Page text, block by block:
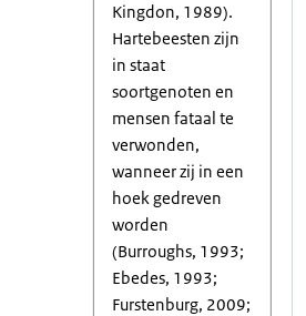
Kingdon, 1989).
Hartebeesten zijn
in staat
soortgenoten en
mensen fataal te
verwonden,
wanneer zij in een
hoek gedreven
worden
(Burroughs, 1993;
Ebedes, 1993;
Furstenburg, 2009;